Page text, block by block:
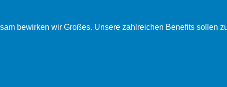
bewirken wir Großes. Unsere zahlreichen Benefits sollen